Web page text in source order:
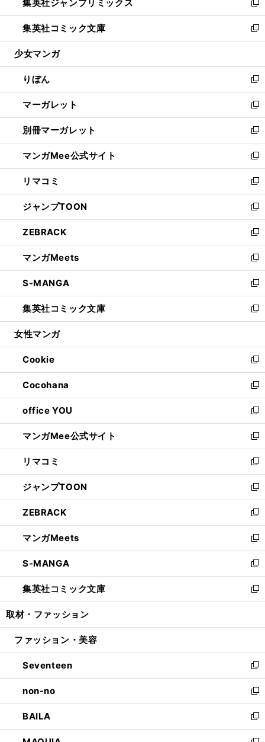
く
で
開
く
ド
ウ
で
開
ィ
ン
ド
ウ
開
く
い
ウ
ィ
ン
ウ
で
開
く
集英社ジャンプリミックス
新
し
い
ウ
ン
ド
ウ
で
開
く
集英社コミック文庫
新
し
ウ
ィ
ン
ド
ウ
で
開
く
少女マンガ
りぼん
新
し
い
ウ
ィ
ン
ド
ウ
で
開
く
マーガレット
新
し
い
ウ
ィ
ン
ド
ウ
で
開
く
別冊マーガレット
新
し
い
ウ
ィ
ン
ド
ウ
で
開
く
マンガMee公式サイト
新
し
い
ウ
ィ
ン
ド
ウ
で
開
く
リマコミ
新
し
い
ウ
ィ
ン
ド
ウ
で
開
く
ジャンプTOON
新
し
い
ウ
ィ
ン
ド
ウ
で
開
ZEBRACK
新
し
い
ウ
ィ
ン
ド
ウ
開
く
マンガMeets
新
し
い
ウ
ィ
ン
ウ
で
開
く
S-MANGA
新
し
い
ウ
ン
ド
ウ
で
開
く
集英社コミック文庫
新
し
ウ
ィ
ン
ド
ウ
で
開
く
女性マンガ
Cookie
新
し
い
ウ
ィ
ン
ド
ウ
で
開
く
Cocohana
新
し
い
ウ
ィ
ン
ド
ウ
で
開
く
office YOU
新
し
い
ウ
ィ
ン
ド
ウ
で
開
く
マンガMee公式サイト
新
し
い
ウ
ィ
ン
ド
ウ
で
開
く
リマコミ
新
し
い
ウ
ィ
ン
ド
ウ
で
開
く
ジャンプTOON
新
し
い
ウ
ィ
ン
ド
ウ
で
開
ZEBRACK
新
し
い
ウ
ィ
ン
ド
ウ
開
マンガMeets
新
し
い
ウ
ィ
ン
ウ
開
く
S-MANGA
新
し
い
ウ
ン
ウ
で
開
く
集英社コミック文庫
新
し
ウ
ン
ド
ウ
で
開
く
取材・ファッション
ファッション・美容
Seventeen
新
し
い
ウ
ィ
ン
non-no
新
し
い
ウ
BAILA
新
し